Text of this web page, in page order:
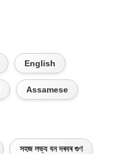
English
Assamese
সহজ লভ্য বন দৰবৰ গুণ